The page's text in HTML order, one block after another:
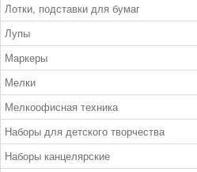
Лотки, подставки для бумаг
Лупы
Маркеры
Мелки
Мелкоофисная техника
Наборы для детского творчества
Наборы канцелярские